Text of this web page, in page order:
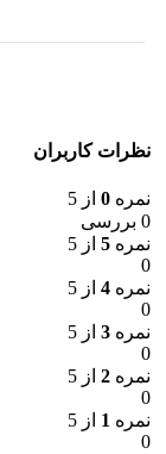
نظرات کاربران
نمره 0 از 5
0 بررسی
نمره 5 از 5
0
نمره 4 از 5
0
نمره 3 از 5
0
نمره 2 از 5
0
نمره 1 از 5
0